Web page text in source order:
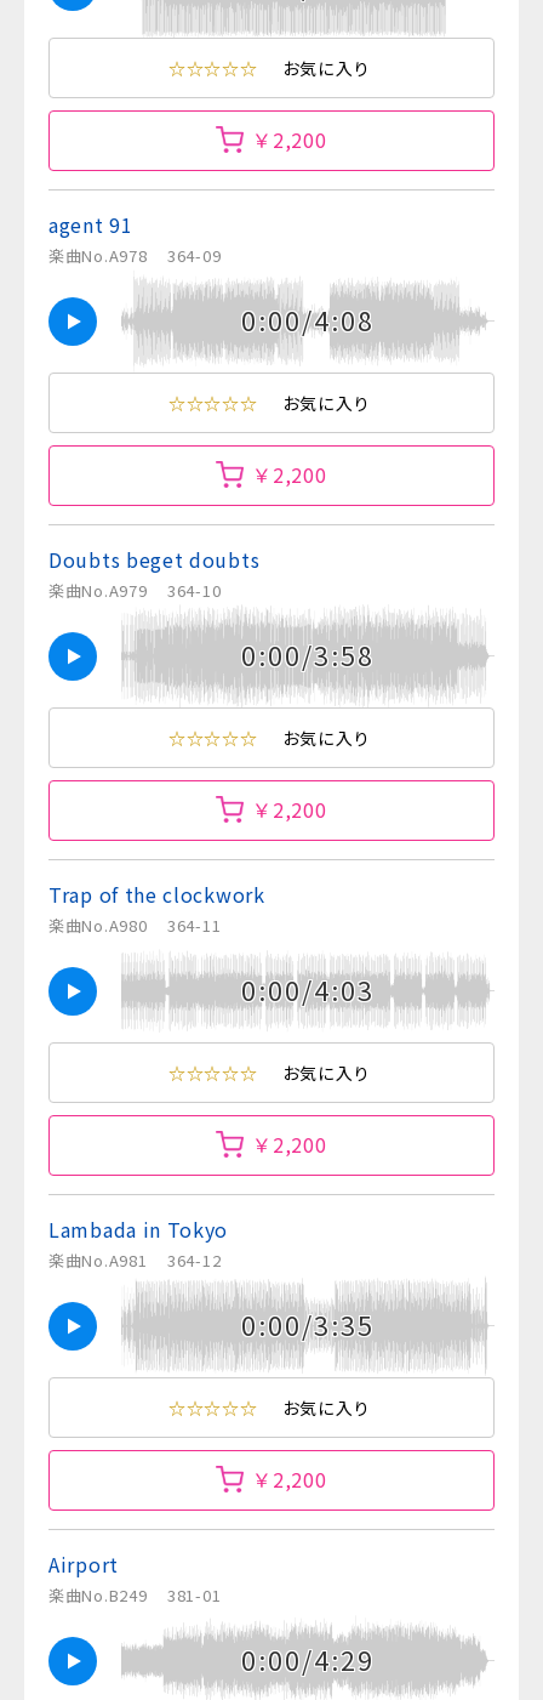
☆☆☆☆☆ お気に入り
￥2,200
agent 91
楽曲No.A978 364-09
0:00/4:08
☆☆☆☆☆ お気に入り
￥2,200
Doubts beget doubts
楽曲No.A979 364-10
0:00/3:58
☆☆☆☆☆ お気に入り
￥2,200
Trap of the clockwork
楽曲No.A980 364-11
0:00/4:03
☆☆☆☆☆ お気に入り
￥2,200
Lambada in Tokyo
楽曲No.A981 364-12
0:00/3:35
☆☆☆☆☆ お気に入り
￥2,200
Airport
楽曲No.B249 381-01
0:00/4:29